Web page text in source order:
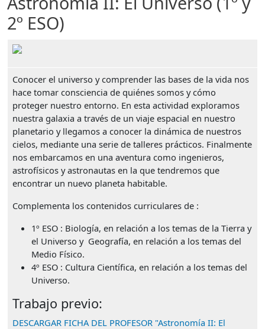
2º ESO)
Imagen
Conocer el universo y comprender las bases de la vida nos
hace tomar consciencia de quiénes somos y cómo
proteger nuestro entorno. En esta actividad exploramos
nuestra galaxia a través de un viaje espacial en nuestro
planetario y llegamos a conocer la dinámica de nuestros
cielos, mediante una serie de talleres prácticos. Finalmente
nos embarcamos en una aventura como ingenieros,
astrofísicos y astronautas en la que tendremos que
encontrar un nuevo planeta habitable.
Complementa los contenidos curriculares de :
1º ESO : Biología, en relación a los temas de la Tierra y
el Universo y Geografía, en relación a los temas del
Medio Físico.
4º ESO : Cultura Científica, en relación a los temas del
Universo.
Trabajo previo:
DESCARGAR FICHA DEL PROFESOR "Astronomía II: El